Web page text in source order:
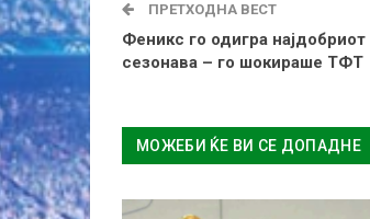
ПРЕТХОДНА ВЕСТ
Феникс го одигра најдобриот
сезонава – го шокираше ТФТ
МОЖЕБИ ЌЕ ВИ СЕ ДОПАДНЕ